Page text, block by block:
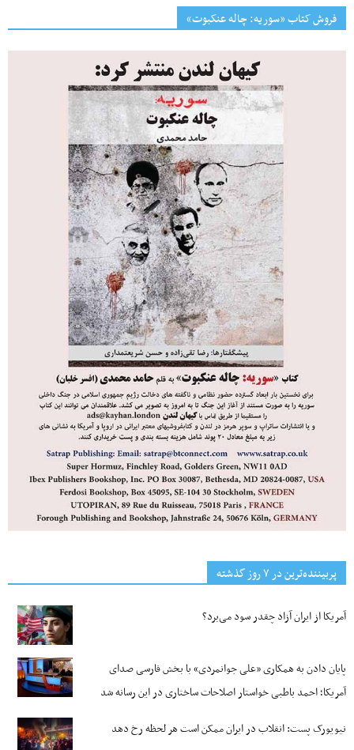
فروش کتاب «سوریه: چاله عنکبوت»
پربیننده‌ترین‌ در ۷ روز گذشته
آمریکا از ایران آزاد چقدر سود می‌برد؟
پایان دادن به همکاری «علی جوانمردی» با بخش فارسی صدای
آمریکا؛ احمد باطبی خواستار اصلاحات ساختاری در این رسانه شد
نیویورک پست: انقلاب در ایران ممکن است هر لحظه رخ دهد